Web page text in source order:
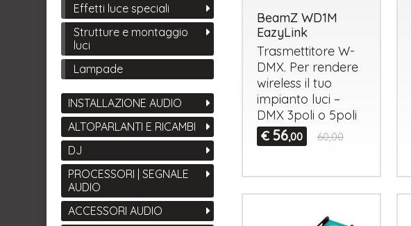
BeamZ WD1M
EazyLink
Trasmettitore W-
DMX. Per rendere
wireless il tuo
impianto luci –
DMX3poli o 5poli
€ 56,00 60,00
Effetti luce speciali
Strutture e montaggio
luci
Lampade
INSTALLAZIONE AUDIO
ALTOPARLANTI E RICAMBI
DJ
PROCESSORI | SEGNALE
AUDIO
ACCESSORI AUDIO